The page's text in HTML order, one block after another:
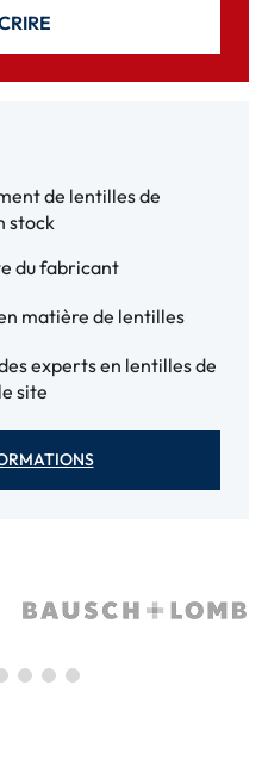
de lentilles de
stock
du fabricant
matière de lentilles
experts en lentilles de
site